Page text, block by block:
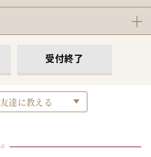
受付終了
友達に教える